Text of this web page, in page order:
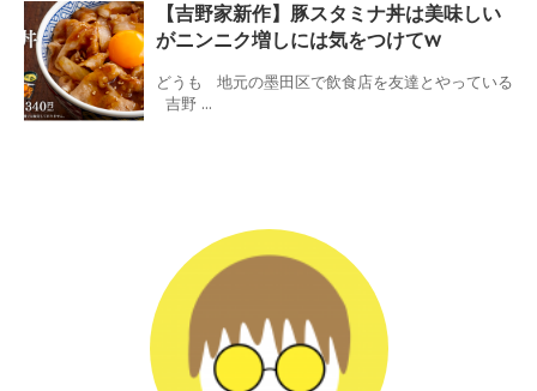
【吉野家新作】豚スタミナ丼は美味しい
がニンニク増しには気をつけてw
どうも 地元の墨田区で飲食店を友達とやっている
吉野 ...